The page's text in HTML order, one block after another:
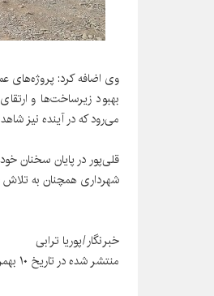
بهبود زیرساخت‌ها و
می‌رود که در آینده نیز
قلی‌پور در پایان سخنان
شهرداری همچنان به تلاش
خبرنگار/پوریا ترابی
منتشر شده در تاریخ ۱۰ بهمن ماه ۱۴۰۳